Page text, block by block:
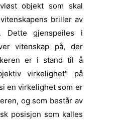
objekt som skal
briller av
Dette gjenspeiles i
vitenskap på, der
er i stand til å
virkelighet" på
en virkelighet som er
og som består av
posisjon som kalles